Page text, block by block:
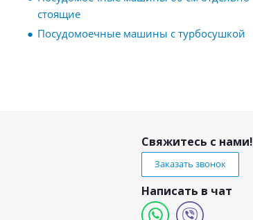
стоящие
Посудомоечные машины с турбосушкой
Свяжитесь с нами!
Заказать звонок
Написать в чат